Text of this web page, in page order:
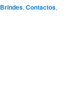
Brindes,Contactos,